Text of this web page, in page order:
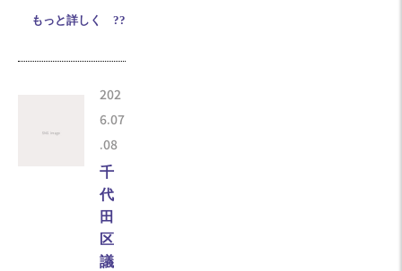
もっと詳しく ??
202
6.07
.08
千
代
田
区
議